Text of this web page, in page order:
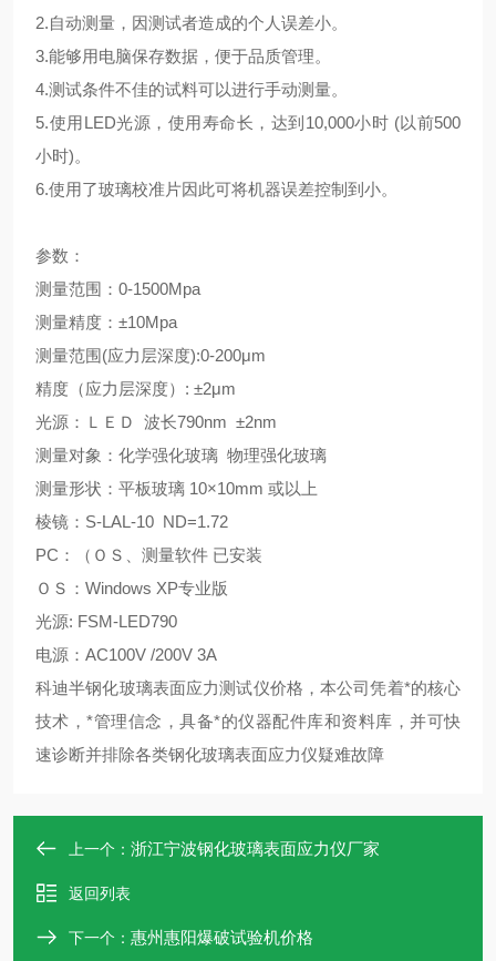
2.自动测量，因测试者造成的个人误差小。
3.能够用电脑保存数据，便于品质管理。
4.测试条件不佳的试料可以进行手动测量。
5.使用LED光源，使用寿命长，达到 10,000小时 (以前500
小时)。
6.使用了玻璃校准片因此可将机器误差控制到小。
参数：
测量范围：0-1500Mpa
测量精度：±10Mpa
测量范围(应力层深度):0-200μm
精度（应力层深度）: ±2μm
光源：ＬＥＤ 波长790nm ±2nm
测量对象：化学强化玻璃 物理强化玻璃
测量形状：平板玻璃 10×10mm 或以上
棱镜：S-LAL-10 ND=1.72
PC：（ＯＳ、测量软件 已安装
ＯＳ：Windows XP专业版
光源: FSM-LED790
电源：AC100V /200V 3A
科迪半钢化玻璃表面应力测试仪价格，本公司凭着*的核心
技术，*管理信念，具备*的仪器配件库和资料库，并可快
速诊断并排除各类钢化玻璃表面应力仪疑难故障
上一个： 浙江宁波钢化玻璃表面应力仪厂家
返回列表
下一个： 惠州惠阳爆破试验机价格